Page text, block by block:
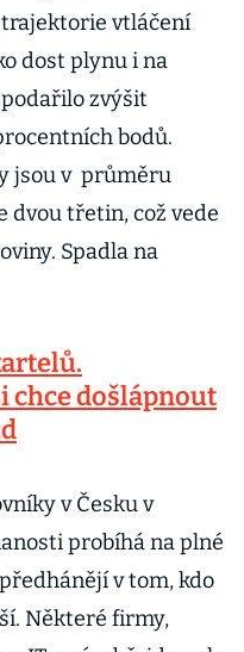
vtláčení
dost plynu i na
zvýšit
bodů.
jsou v průměru
dvou třetin, což vede
Spadla na
došlápnout
v Česku v
probíhá na plné
v tom, kdo
Některé firmy,